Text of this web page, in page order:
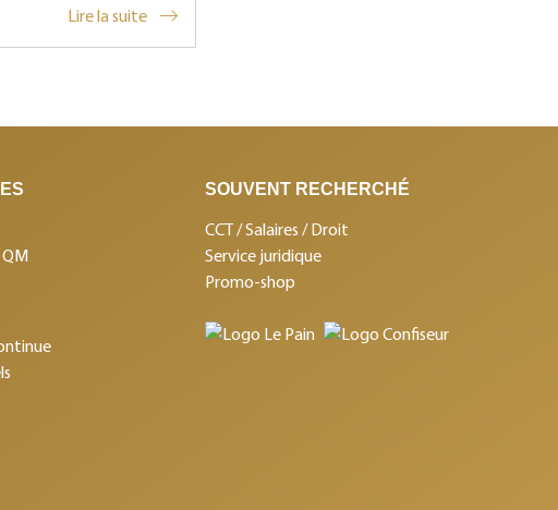
Lire la suite
SOUVENT RECHERCHÉ
CCT / Salaires / Droit
Service juridique
Promo-shop